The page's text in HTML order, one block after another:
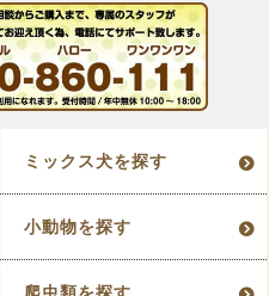
ミックス犬を探す
小動物を探す
爬虫類を探す